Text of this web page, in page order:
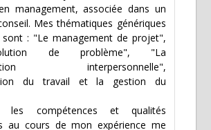
management, associée dans un
Mes thématiques génériques
sont : "Le management de projet",
de problème", "La
interpersonnelle",
du travail et la gestion du
les compétences et qualités
au cours de mon expérience me